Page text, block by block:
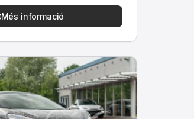
Més informació